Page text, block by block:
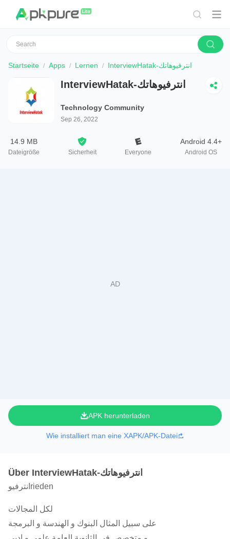
Startseite Apps Lernen InterviewHatak-انترفيوهاتك
InterviewHatak-انترفيوهاتك
Technology Community
Sep 26, 2022
14.9 MB
Dateigröße Sicherheit Everyone
Android 4.4+
Android OS
APK herunterladen
Wie installiert man eine XAPK/APK-Datei
Über InterviewHatak-انترفيوهاتك
انترفيوrieden
لكل المجالات
على سبيل المثال البنوك و الهندسة و البرمجة